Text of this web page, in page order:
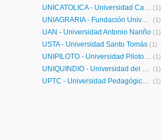
UNICATÓLICA - Universidad Católica de Colombia (1)
UNIAGRARIA - Fundación Universitaria Agraria de Colombia (1)
UAN - Universidad Antonio Nariño (1)
USTA - Universidad Santo Tomás (1)
UNIPILOTO - Universidad Piloto de Colombia (1)
UNIQUINDIO - Universidad del Quindío (1)
UPTC - Universidad Pedagógica y Tecnológica de Colombia (1)